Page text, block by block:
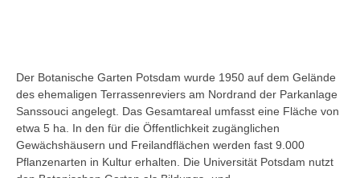
Der Botanische Garten Potsdam wurde 1950 auf dem Gelände
des ehemaligen Terrassenreviers am Nordrand der Parkanlage
Sanssouci angelegt. Das Gesamtareal umfasst eine Fläche von
etwa 5 ha. In den für die Öffentlichkeit zugänglichen
Gewächshäusern und Freilandflächen werden fast 9.000
Pflanzenarten in Kultur erhalten. Die Universität Potsdam nutzt